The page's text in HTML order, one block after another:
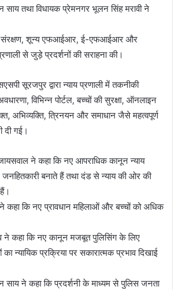
साय तथा विधायक प्रेमनगर भूलन सिंह मरावी ने
संरक्षण, शून्य एफआईआर, ई-एफआईआर और
से जुड़े प्रदर्शनों की सराहना की।
सूरजपुर द्वारा न्याय प्रणाली में तकनीकी
विभिन्न पोर्टल, बच्चों की सुरक्षा, ऑनलाइन
अभिव्यक्ति, त्रिनयन और समाधान जैसे महत्वपूर्ण
दी गई।
जायसवाल ने कहा कि नए आपराधिक कानून न्याय
बनाते हैं तथा दंड से न्याय की ओर की
ने कहा कि नए प्रावधान महिलाओं और बच्चों को अधिक
ने कहा कि नए कानून मजबूत पुलिसिंग के लिए
न्यायिक प्रक्रिया पर सकारात्मक प्रभाव दिखाई
साय ने कहा कि प्रदर्शनी के माध्यम से पुलिस जनता